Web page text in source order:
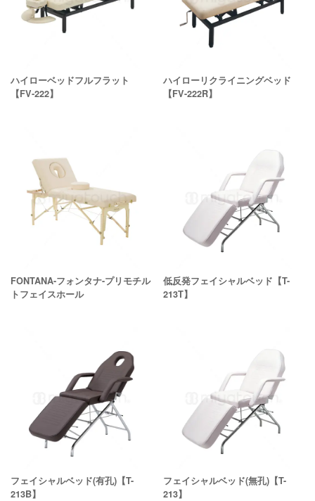
ハイローベッドフルフラット
【FV-222】
ハイローリクライニングベッド
【FV-222R】
FONTANA-フォンタナ-プリモチル
トフェイスホール
低反発フェイシャルベッド【T-
213T】
フェイシャルベッド(有孔)【T-
213B】
フェイシャルベッド(無孔)【T-
213】